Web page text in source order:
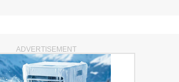
ADVERTISEMENT